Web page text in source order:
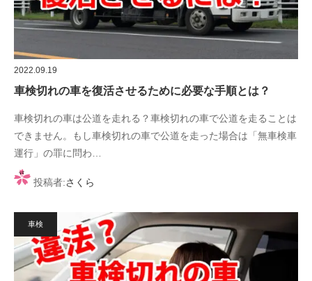
2022.09.19
車検切れの車を復活させるために必要な手順とは？
車検切れの車は公道を走れる？車検切れの車で公道を走ることは
できません。もし車検切れの車で公道を走った場合は「無車検車
運行」の罪に問わ…
投稿者:さくら
車検